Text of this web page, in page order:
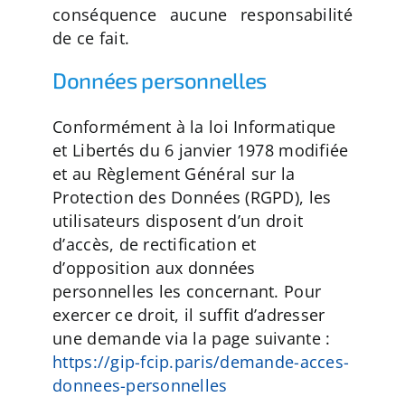
conséquence aucune responsabilité
de ce fait.
Données personnelles
Conformément à la loi Informatique
et Libertés du 6 janvier 1978 modifiée
et au Règlement Général sur la
Protection des Données (RGPD), les
utilisateurs disposent d’un droit
d’accès, de rectification et
d’opposition aux données
personnelles les concernant. Pour
exercer ce droit, il suffit d’adresser
une demande via la page suivante :
https://gip-fcip.paris/demande-acces-
donnees-personnelles